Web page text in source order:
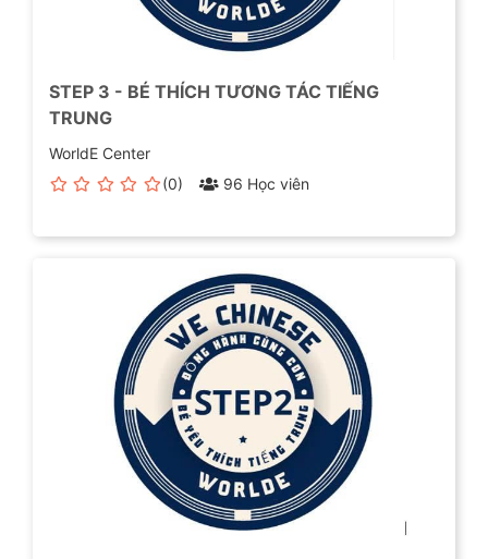
STEP 3 - BÉ THÍCH TƯƠNG TÁC TIẾNG
TRUNG
WorldE Center
(0)
96 Học viên